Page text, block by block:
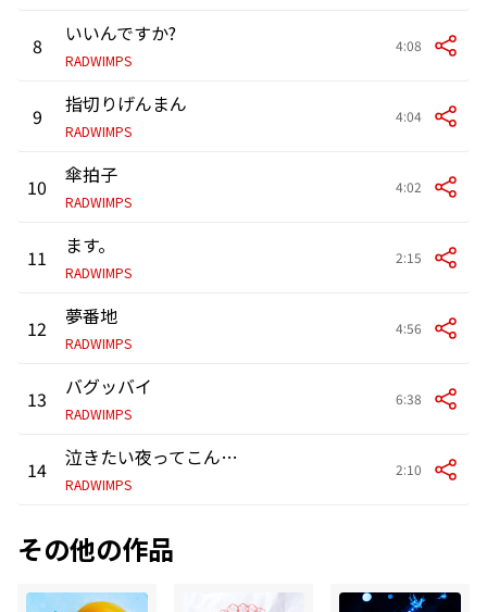
8 いいんですか?
RADWIMPS
4:08
9 指切りげんまん
RADWIMPS
4:04
10 傘拍子
RADWIMPS
4:02
11 ます。
RADWIMPS
2:15
12 夢番地
RADWIMPS
4:56
13 バグッバイ
RADWIMPS
6:38
14 泣きたい夜ってこんな感じ
RADWIMPS
2:10
その他の作品